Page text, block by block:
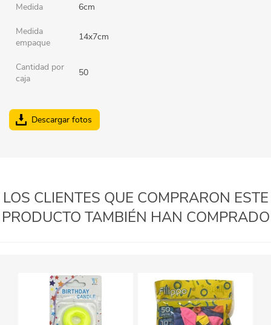
Medida 6cm
Medida
empaque
14x7cm
Cantidad por
caja
50
Descargar fotos
LOS CLIENTES QUE COMPRARON ESTE
PRODUCTO TAMBIÉN HAN COMPRADO